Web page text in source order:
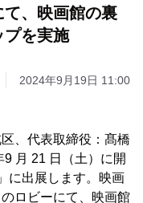
、映画館の裏
プを実施
2024年9月19日 11:00
、代表取締役：髙橋
月 21 日（土）に開
に出展します。映画
ロビーにて、映画館